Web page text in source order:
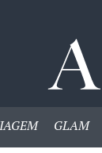
GLAM